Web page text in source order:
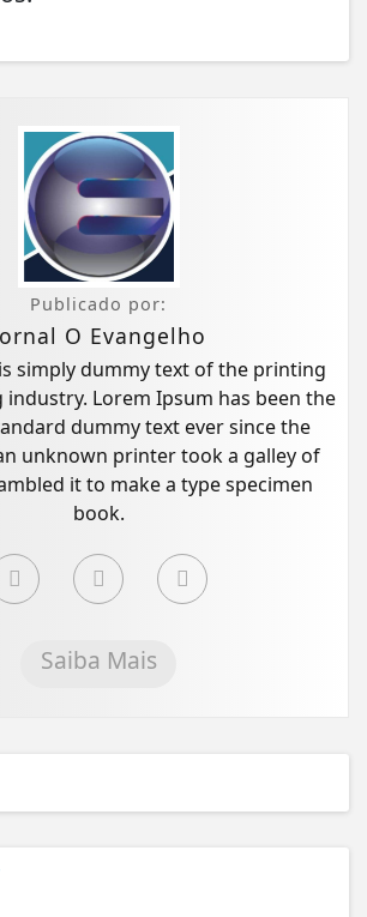
Publicado por:
O Evangelho
simply dummy text of the printing
Lorem Ipsum has been the
dummy text ever since the
unknown printer took a galley of
it to make a type specimen
book.
Saiba Mais